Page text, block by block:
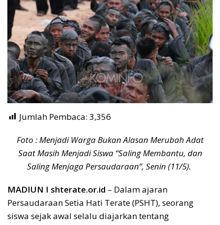
Jumlah Pembaca: 3,356
Foto : Menjadi Warga Bukan Alasan Merubah Adat
Saat Masih Menjadi Siswa “Saling Membantu, dan
Saling Menjaga Persaudaraan”, Senin (11/5).
MADIUN I shterate.or.id – Dalam ajaran
Persaudaraan Setia Hati Terate (PSHT), seorang
siswa sejak awal selalu diajarkan tentang